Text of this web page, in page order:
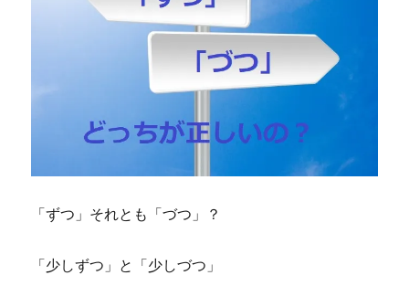
「ずつ」それとも「づつ」？
「少しずつ」と「少しづつ」